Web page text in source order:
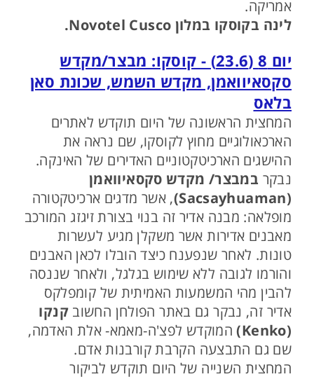
אמריקה.
לינה בקוסקו במלון Novotel Cusco.
יום 8 (23.6) - קוסקו: מבצר/מקדש
סקסאיוואמן, מקדש השמש, שכונת סאן
בלאס
המחצית הראשונה של היום תוקדש לאתרים
הארכאולוגיים מחוץ לקוסקו, שם נראה את
ההישגים הארכיטקטוניים האדירים של האינקה.
נבקר במבצר/ מקדש סקסאיוואמן
(Sacsayhuaman)
, אשר מדגים ארכיטקטורה
מופלאה: מבנה אדיר זה בנוי בצורת זיגזג המורכב
מאבנים אדירות אשר משקלן מגיע לעשרות
טונות. לאחר שנפענח כיצד הובלו לכאן האבנים
והורמו לגובה ללא שימוש בגלגל, ולאחר שננסה
להבין מהי המשמעות האמיתית של קומפלקס
אדיר זה, נבקר גם באתר הפולחן החשובקנקו
(Kenko)
המוקדש לפצ'ה-מאמא- אלת האדמה,
שם גם התבצעה הקרבת קורבנות אדם.
המחצית השנייה של היום תוקדש לביקור